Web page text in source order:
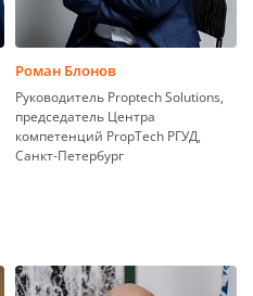
Роман Блонов
Руководитель Proptech Solutions,
председатель Центра
компетенций PropTech РГУД,
Санкт-Петербург